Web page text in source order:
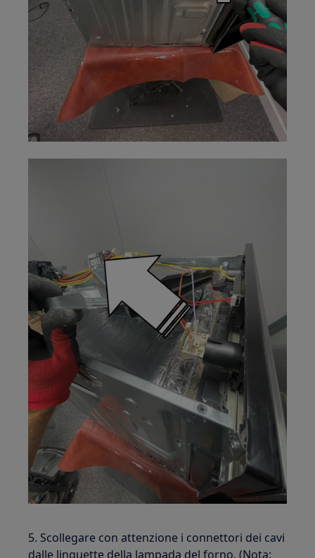
5. Scollegare con attenzione i connettori dei cavi
dalle linguette della lampada del forno. (Nota: